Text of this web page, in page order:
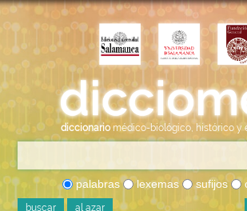
diccionario médico-biológico, histórico y
palabras lexemas sufijos
buscar al azar